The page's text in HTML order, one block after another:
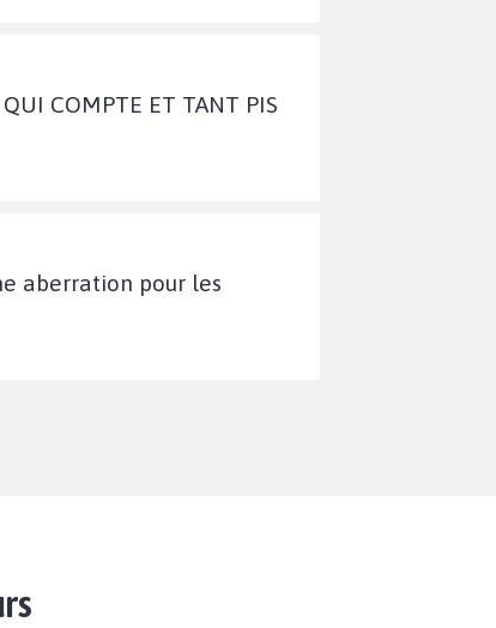
COMPTE ET TANT PIS
aberration pour les